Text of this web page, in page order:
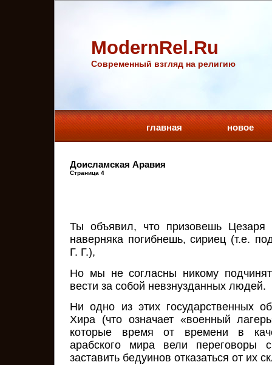
ModernRel.Ru
Cовременный взгляд на религию
главная новое
Доисламская Аравия
Страница 4
Ты объявил, что призовешь
наверняка погибнешь, сириец (т.е.
Г. Г.),
Но мы не согласны никому
вести за собой невзнузданных людей.
Ни одно из этих государственных
Хира (что означает «военный
которые время от времени в
арабского мира вели переговоры
заставить бедуинов отказаться от их